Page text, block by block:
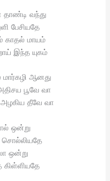
வந்து
பேசியதே
காதல் மாயம்
இந்த யுகம்
மார்கழி ஆனது
பூவே வா
தீவே வா
ஒன்று
சொல்லியதே
ஒன்று